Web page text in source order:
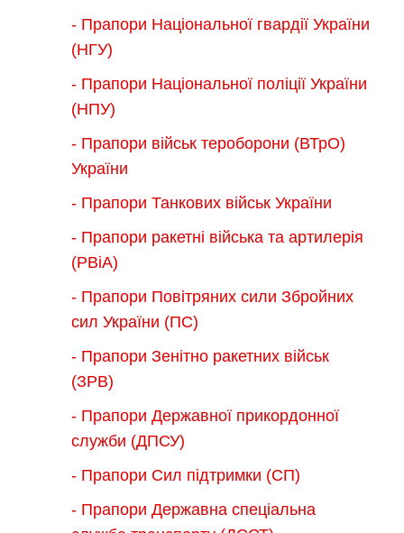
- Прапори Національної гвардії України
(НГУ)
- Прапори Національної поліції України
(НПУ)
- Прапори військ тероборони (ВТрО)
України
- Прапори Танкових військ України
- Прапори ракетні війська та артилерія
(РВіА)
- Прапори Повітряних сили Збройних
сил України (ПС)
- Прапори Зенітно ракетних військ
(ЗРВ)
- Прапори Державної прикордонної
служби (ДПСУ)
- Прапори Сил підтримки (СП)
- Прапори Державна спеціальна